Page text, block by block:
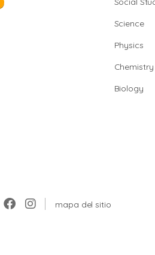
Science
Physics
Chemistry
Biology
mapa del sitio